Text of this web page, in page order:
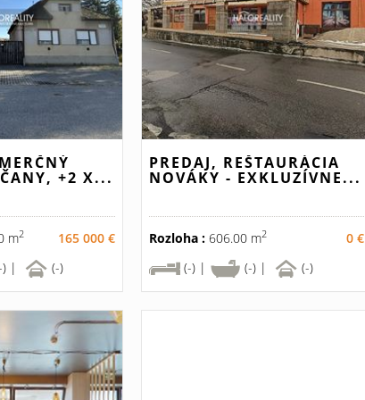
+2 X...
m2
165 000 €
) | (-)
PREDAJ, REŠTAURÁCIA
NOVÁKY - EXKLUZÍVNE...
Rozloha :606.00 m2
0 €
(-) |
(-) | (-)